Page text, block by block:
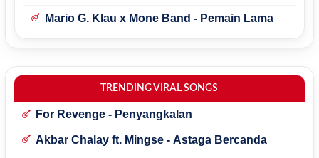
Mario G. Klau x Mone Band - Pemain Lama
TRENDING VIRAL SONGS
For Revenge - Penyangkalan
Akbar Chalay ft. Mingse - Astaga Bercanda